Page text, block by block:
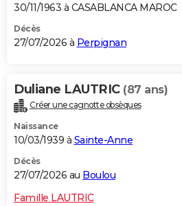
30/11/1963 à CASABLANCA MAROC
Décès
27/07/2026 à Perpignan
Duliane LAUTRIC (87 ans)
Créer une cagnotte obsèques
Naissance
10/03/1939 à Sainte-Anne
Décès
27/07/2026 au Boulou
Famille LAUTRIC